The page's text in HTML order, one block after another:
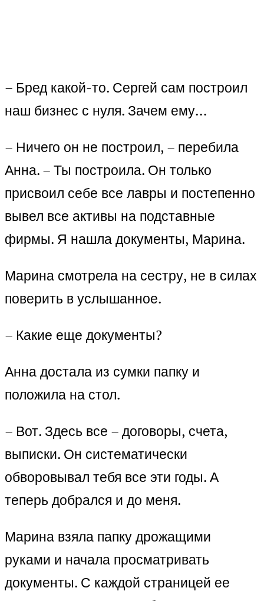
– Бред какой-то. Сергей сам построил
наш бизнес с нуля. Зачем ему…
– Ничего он не построил, – перебила
Анна. – Ты построила. Он только
присвоил себе все лавры и постепенно
вывел все активы на подставные
фирмы. Я нашла документы, Марина.
Марина смотрела на сестру, не в силах
поверить в услышанное.
– Какие еще документы?
Анна достала из сумки папку и
положила на стол.
– Вот. Здесь все – договоры, счета,
выписки. Он систематически
обворовывал тебя все эти годы. А
теперь добрался и до меня.
Марина взяла папку дрожащими
руками и начала просматривать
документы. С каждой страницей ее